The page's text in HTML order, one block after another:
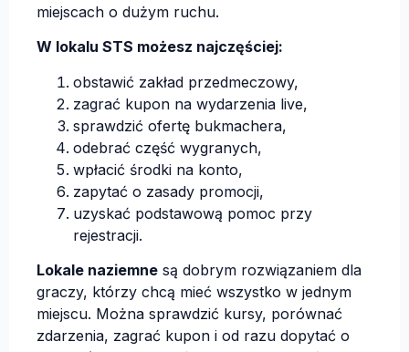
miejscach o dużym ruchu.
W lokalu STS możesz najczęściej:
obstawić zakład przedmeczowy,
zagrać kupon na wydarzenia live,
sprawdzić ofertę bukmachera,
odebrać część wygranych,
wpłacić środki na konto,
zapytać o zasady promocji,
uzyskać podstawową pomoc przy
rejestracji.
Lokale naziemne są dobrym rozwiązaniem dla
graczy, którzy chcą mieć wszystko w jednym
miejscu. Można sprawdzić kursy, porównać
zdarzenia, zagrać kupon i od razu dopytać o